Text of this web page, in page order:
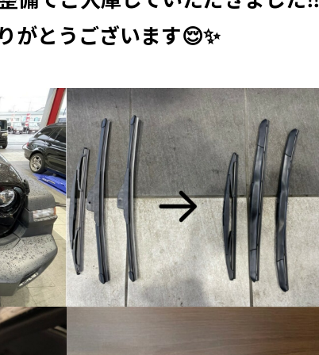
がとうございます😌✨